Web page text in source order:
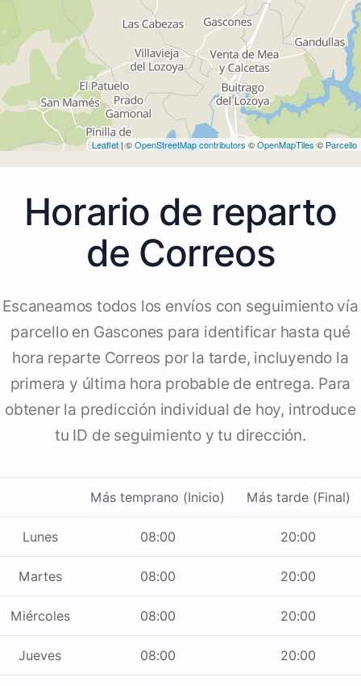
Leaflet| ©OpenStreetMap contributors ©OpenMapTiles © Parcello
Horario de reparto
de Correos
Escaneamos todos los envíos con seguimiento vía
parcello en Gascones para identificar hasta qué
hora reparte Correos por la tarde, incluyendo la
primera y última hora probable de entrega. Para
obtener la predicción individual de hoy, introduce
tu ID de seguimiento y tu dirección.
Más temprano (Inicio) Más tarde (Final)
Lunes 08:00 20:00
Martes 08:00 20:00
Miércoles 08:00 20:00
Jueves 08:00 20:00